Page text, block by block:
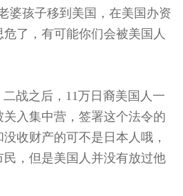
婆孩子移到美国，在美国办资
了，有可能你们会被美国人
战之后，11万日裔美国人一
入集中营，签署这个法令的
收财产的可不是日本人哦，
，但是美国人并没有放过他